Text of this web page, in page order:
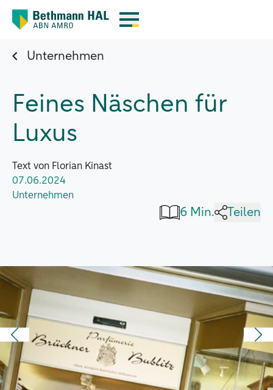
Unternehmen
Feines Näschen für
Luxus
Text von Florian Kinast
07.06.2024
Unternehmen
6 Min. Teilen